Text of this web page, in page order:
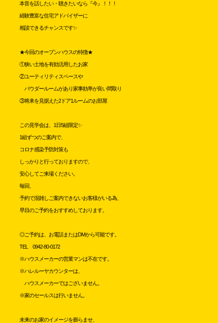
本音を話したい・聴きたいなら『今』！！！
経験豊富な住宅アドバイザーに
相談できるチャンスです✨
★今回のオープンハウスの特徴★
①狭い土地を有効活用したお家
②ユーティリティスペースや
パウダールームがあり家事効率が良い間取り
③将来を見据えた2ドア1ルームのお部屋
この見学会は、1日5組限定✨
1組ずつのご案内で、
コロナ感染予防対策も
しっかりと行っておりますので、
安心してご来場ください。
毎回、
予約で混雑しご案内できないお客様がいる為、
早目のご予約をおすすめしております。
◎ご予約は、お電話またはDMから可能です。
TEL 0942-80-0172
※ハウスメーカーの営業マンは不在です。
※ハレルーヤカウンターは、
ハウスメーカーではございません。
※家のセールスは行いません。
未来のお家のイメージを膨らませ、